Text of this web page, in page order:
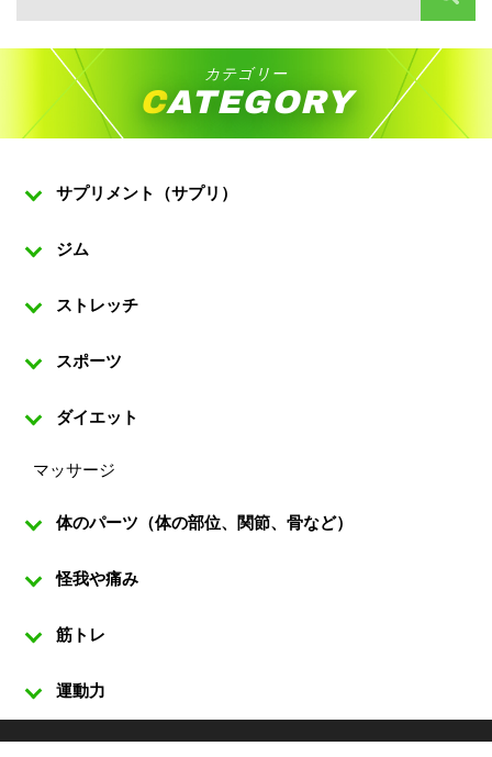
カテゴリー
CATEGORY
サプリメント（サプリ）
ジム
ストレッチ
スポーツ
ダイエット
マッサージ
体のパーツ（体の部位、関節、骨など）
怪我や痛み
筋トレ
運動力